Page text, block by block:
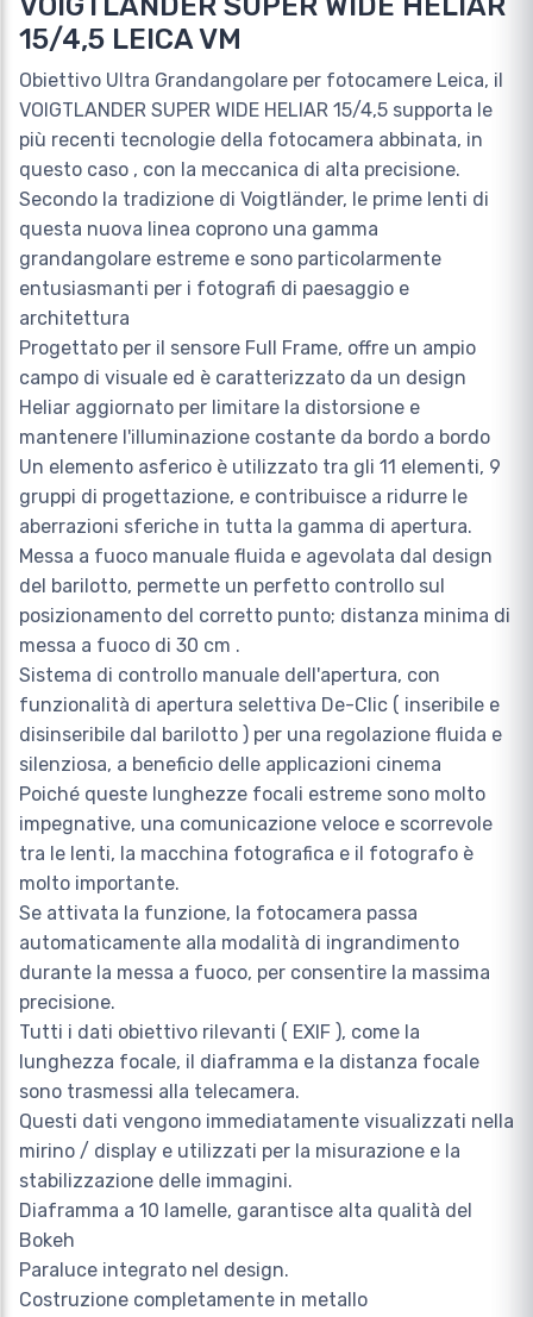
15/4,5 LEICA VM
Obiettivo Ultra Grandangolare per fotocamere Leica, il
VOIGTLANDER SUPER WIDE HELIAR 15/4,5 supporta le
più recenti tecnologie della fotocamera abbinata, in
questo caso , con la meccanica di alta precisione.
Secondo la tradizione di Voigtländer, le prime lenti di
questa nuova linea coprono una gamma
grandangolare estreme e sono particolarmente
entusiasmanti per i fotografi di paesaggio e
architettura
Progettato per il sensore Full Frame, offre un ampio
campo di visuale ed è caratterizzato da un design
Heliar aggiornato per limitare la distorsione e
mantenere l'illuminazione costante da bordo a bordo
Un elemento asferico è utilizzato tra gli 11 elementi, 9
gruppi di progettazione, e contribuisce a ridurre le
aberrazioni sferiche in tutta la gamma di apertura.
Messa a fuoco manuale fluida e agevolata dal design
del barilotto, permette un perfetto controllo sul
posizionamento del corretto punto; distanza minima di
messa a fuoco di 30 cm .
Sistema di controllo manuale dell'apertura, con
funzionalità di apertura selettiva De-Clic ( inseribile e
disinseribile dal barilotto ) per una regolazione fluida e
silenziosa, a beneficio delle applicazioni cinema
Poiché queste lunghezze focali estreme sono molto
impegnative, una comunicazione veloce e scorrevole
tra le lenti, la macchina fotografica e il fotografo è
molto importante.
Se attivata la funzione, la fotocamera passa
automaticamente alla modalità di ingrandimento
durante la messa a fuoco, per consentire la massima
precisione.
Tutti i dati obiettivo rilevanti ( EXIF ), come la
lunghezza focale, il diaframma e la distanza focale
sono trasmessi alla telecamera.
Questi dati vengono immediatamente visualizzati nella
mirino / display e utilizzati per la misurazione e la
stabilizzazione delle immagini.
Diaframma a 10 lamelle, garantisce alta qualità del
Bokeh
Paraluce integrato nel design.
Costruzione completamente in metallo